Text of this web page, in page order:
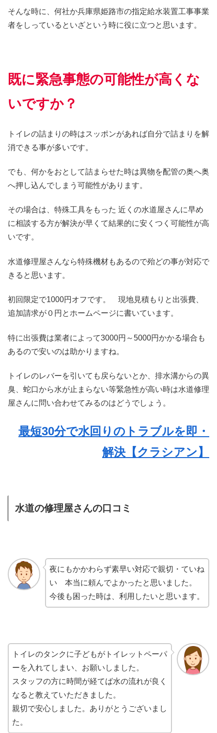
そんな時に、何社か兵庫県姫路市の指定給水装置工事事業
者をしっているといざという時に役に立つと思います。
既に緊急事態の可能性が高くな
いですか？
トイレの詰まりの時はスッポンがあれば自分で詰まりを解
消できる事が多いです。
でも、何かをおとして詰まらせた時は異物を配管の奥へ奥
へ押し込んでしまう可能性があります。
その場合は、特殊工具をもった 近くの水道屋さんに早め
に相談する方が解決が早くて結果的に安くつく可能性が高
いです。
水道修理屋さんなら特殊機材もあるので殆どの事が対応で
きると思います。
初回限定で1000円オフです。 現地見積もりと出張費、
追加請求が０円とホームページに書いています。
特に出張費は業者によって3000円～5000円かかる場合も
あるので安いのは助かりますね。
トイレのレバーを引いても戻らないとか、排水溝からの異
臭、蛇口から水が止まらない等緊急性が高い時は水道修理
屋さんに問い合わせてみるのはどうでしょう。
最短30分で水回りのトラブルを即・
解決【クラシアン】
水道の修理屋さんの口コミ
夜にもかかわらず素早い対応で親切・ていね
い 本当に頼んでよかったと思いました。
今後も困った時は、利用したいと思います。
トイレのタンクに子どもがトイレットペーパ
ーを入れてしまい、お願いしました。
スタッフの方に時間が経てば水の流れが良く
なると教えていただきました。
親切で安心しました。ありがとうございまし
た。